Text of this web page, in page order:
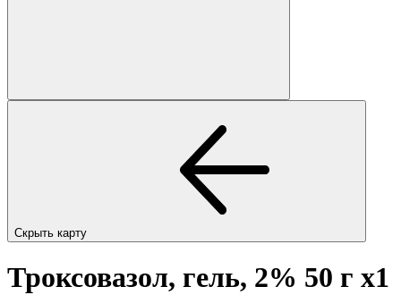
Скрыть карту
Троксовазол, гель, 2% 50 г x1